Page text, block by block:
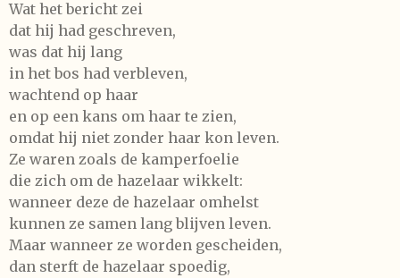
Wat het bericht zei
dat hij had geschreven,
was dat hij lang
in het bos had verbleven,
wachtend op haar
en op een kans om haar te zien,
omdat hij niet zonder haar kon leven.
Ze waren zoals de kamperfoelie
die zich om de hazelaar wikkelt:
wanneer deze de hazelaar omhelst
kunnen ze samen lang blijven leven.
Maar wanneer ze worden gescheiden,
dan sterft de hazelaar spoedig,